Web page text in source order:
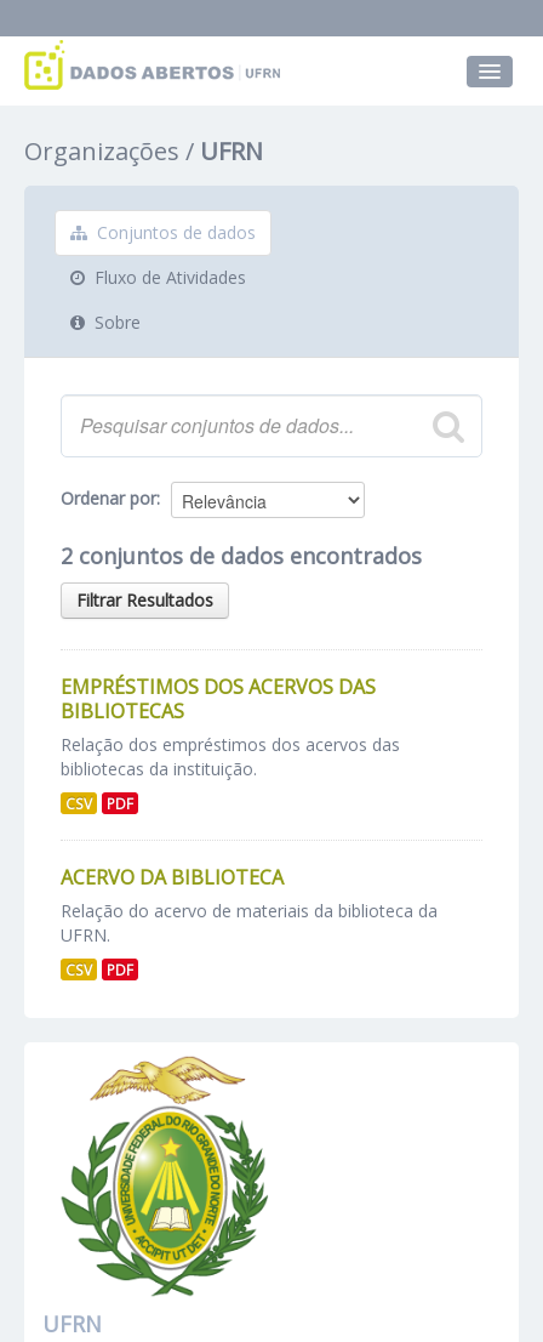
Grupos
Sobre
Organizações UFRN
Conjuntos de dados
Fluxo de Atividades
Sobre
Ordenar por
2 conjuntos de dados encontrados
Filtrar Resultados
EMPRÉSTIMOS DOS ACERVOS DAS
BIBLIOTECAS
Relação dos empréstimos dos acervos das
bibliotecas da instituição.
CSV PDF
ACERVO DA BIBLIOTECA
Relação do acervo de materiais da biblioteca da
UFRN.
CSV PDF
UFRN